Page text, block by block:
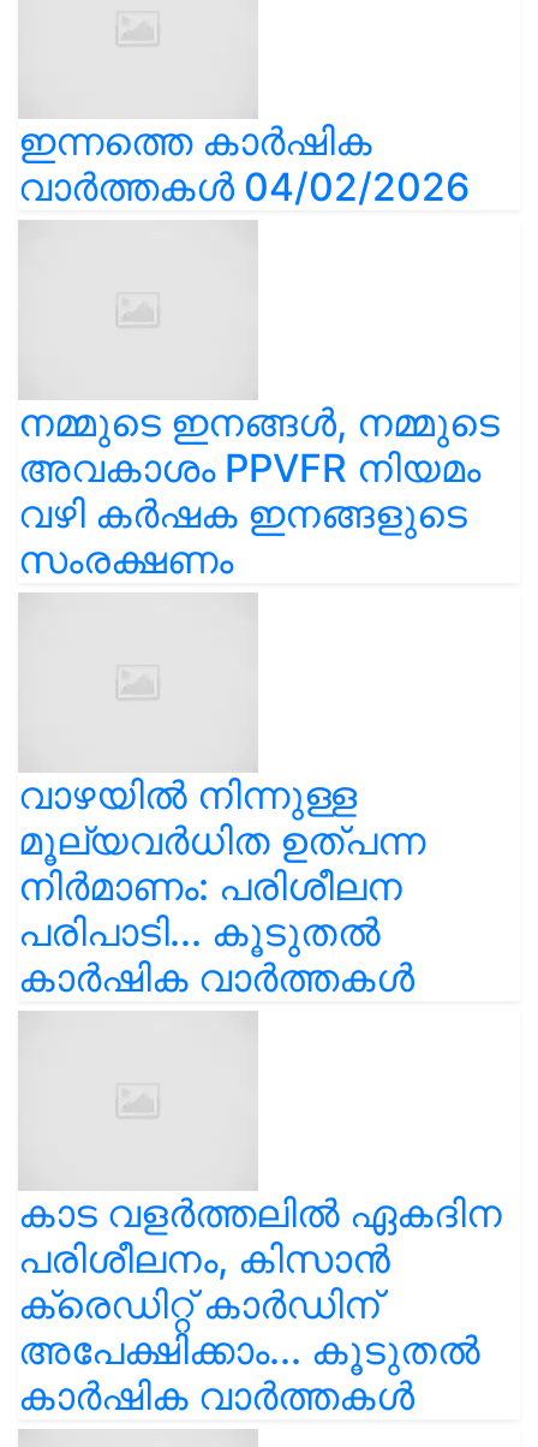
ഇന്നത്തെ കാർഷിക
വാർത്തകൾ 04/02/2026
നമ്മുടെ ഇനങ്ങൾ, നമ്മുടെ
അവകാശം PPVFR നിയമം
വഴി കർഷക ഇനങ്ങളുടെ
സംരക്ഷണം
വാഴയിൽ നിന്നുള്ള
മൂല്യവർധിത ഉത്പന്ന
നിർമാണം: പരിശീലന
പരിപാടി... കൂടുതൽ
കാർഷിക വാർത്തകൾ
കാട വളര്‍ത്തലിൽ ഏകദിന
പരിശീലനം, കിസാൻ
ക്രെഡിറ്റ് കാർഡിന്
അപേക്ഷിക്കാം... കൂടുതൽ
കാർഷിക വാർത്തകൾ